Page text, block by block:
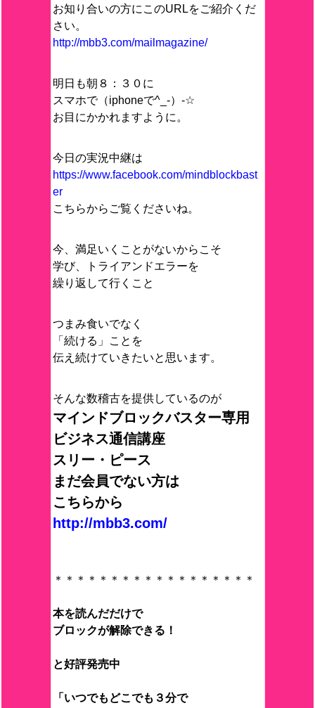
お知り合いの方にこのURLをご紹介くだ
さい。
http://mbb3.com/mailmagazine/
明日も朝８：３０に
スマホで（iphoneで^_-）-☆
お目にかかれますように。
今日の実況中継は
https://www.facebook.com/mindblockbast
er
こちらからご覧くださいね。
今、満足いくことがないからこそ
学び、トライアンドエラーを
繰り返して行くこと
つまみ食いでなく
「続ける」ことを
伝え続けていきたいと思います。
そんな数稽古を提供しているのが
マインドブロックバスター専用
ビジネス通信講座
スリー・ピース
まだ会員でない方は
こちらから
http://mbb3.com/
＊＊＊＊＊＊＊＊＊＊＊＊＊＊＊＊＊＊
本を読んだだけで
ブロックが解除できる！
と好評発売中
「いつでもどこでも３分で